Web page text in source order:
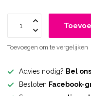
Toevoegen om te vergelijken
Advies nodig? Bel ons
Besloten Facebook-